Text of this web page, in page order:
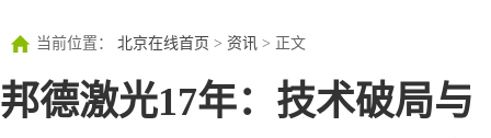
当前位置： 北京在线首页 > 资讯 > 正文
邦德激光17年：技术破局与